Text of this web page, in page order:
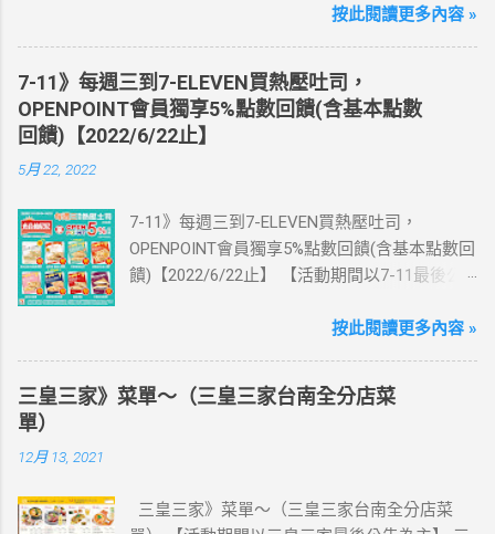
國上網卡 方便、快速、享買一送一優惠！ > 實
送王品集團300元即享券。 (出國開通啟用後回
活動網站登錄 【點我登錄】 ) > eSIM出國上網
卡：好康升級！購買eSIM「吃到飽」方案；即
送同天數「吃到飽」方案。 (例：買1張日本5天
來超商買省錢又方便💰 ·活動詳情：好康優惠看
這邊 【點我看好康優惠】 ·eSIM ibon 購買教學
【點我觀看教學】 📲 全球上網首選，速度穩
澳、美國、菲律賓、歐洲、土耳其 熱門地區通
通有 📲 立即取卡免等待超便利 ✈️ 180天彈性開
通不怕過期 🧳 一人買兩人用，享受出國網路自
由~~eSIM吃到飽買一送一 eSIM適用機型： ※
字，表示您的手機支援 eSIM 功能。 ●不支援鎖
按此閱讀更多內容 »
7-11》每週三到7-ELEVEN買熱壓吐司，
OPENPOINT會員獨享5%點數回饋(含基本點數
回饋)【2022/6/22止】
5月 22, 2022
7-11》每週三到7-ELEVEN買熱壓吐司，
OPENPOINT會員獨享5%點數回饋(含基本點數回
饋)【2022/6/22止】 【活動期間以7-11最後公
111/5/4~6/22 每週三到7-ELEVEN買熱壓吐司
饋) 【販售門市查詢】
https://emap.pcsc.com.tw/emap.aspx# 小編推
台式傳統口味~好評回購 注意事項 1.本優惠不得
按此閱讀更多內容 »
三皇三家》菜單～（三皇三家台南全分店菜
單）
12月 13, 2021
三皇三家》菜單～（三皇三家台南全分店菜